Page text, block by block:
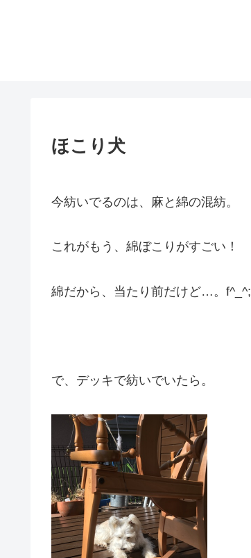
ほこり犬
今紡いでるのは、麻と綿の混紡。
これがもう、綿ぼこりがすごい！
綿だから、当たり前だけど…。f^_^;
で、デッキで紡いでいたら。